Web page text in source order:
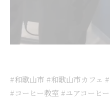
#和歌山市 #和歌山市カフェ
#コーヒー教室 #ユアコーヒー